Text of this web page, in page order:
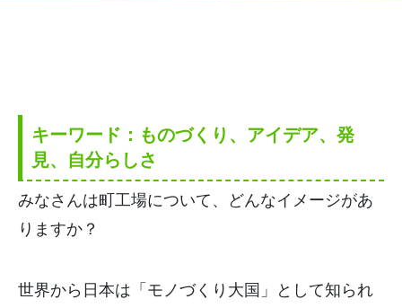
キーワード：ものづくり、アイデア、発
見、自分らしさ
みなさんは町工場について、どんなイメージがあ
りますか？
世界から日本は「モノづくり大国」として知られ